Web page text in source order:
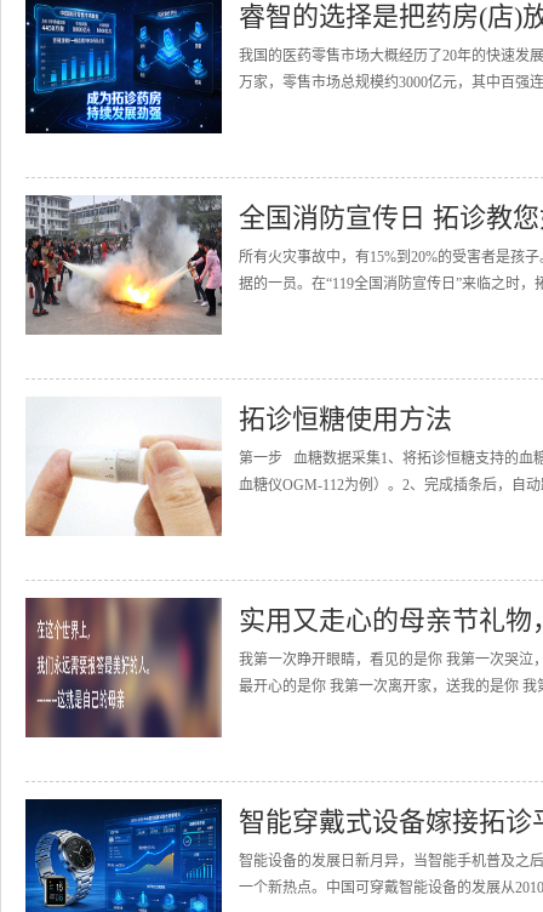
睿智的选择是把药房(店)
我国的医药零售市场大概经历了20年的快速发
万家，零售市场总规模约3000亿元，其中百强
全国消防宣传日 拓诊教
所有火灾事故中，有15%到20%的受害者是孩
据的一员。在“119全国消防宣传日”来临之时
拓诊恒糖使用方法
第一步 血糖数据采集1、将拓诊恒糖支持的血
血糖仪OGM-112为例）。2、完成插条后，自
实用又走心的母亲节礼
我第一次睁开眼睛，看见的是你 我第一次哭泣
最开心的是你 我第一次离开家，送我的是你
智能穿戴式设备嫁接拓
智能设备的发展日新月异，当智能手机普及之
一个新热点。中国可穿戴智能设备的发展从